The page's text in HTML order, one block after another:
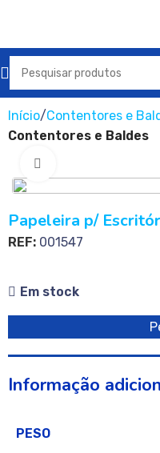
Início Contentores e
Contentores e Baldes
Papeleira p/
REF: 001547
Em stock
Informação
PESO